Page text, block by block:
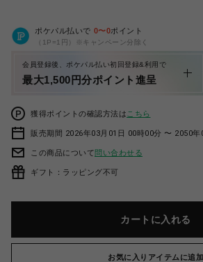
ポケパル払いで 0〜0ポイント
（1P=1円）※キャンペーン分除く
会員登録後、ポケパル払い初回登録&利用で
最大1,500円分ポイント進呈
獲得ポイントの確認方法は こちら
販売期間 2026年03月01日 00時00分 〜 2050
この商品について問い合わせる
ギフト：ラッピング不可
カートに入れる
お気に入りアイテムに追加